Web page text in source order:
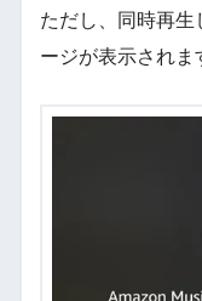
ただし、同時再生
ージが表示されま